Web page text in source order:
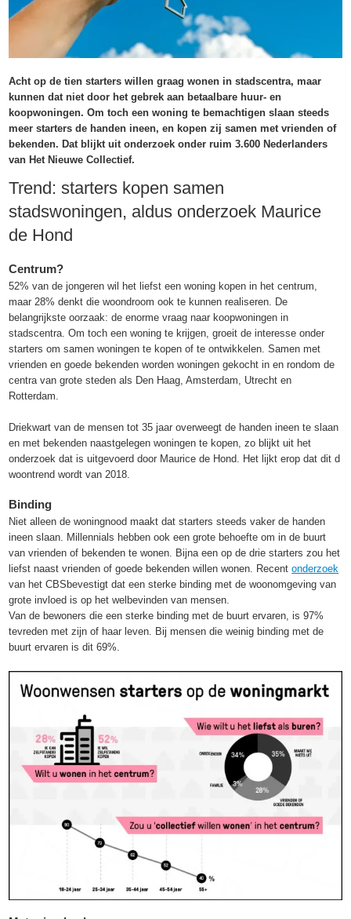
Acht op de tien starters willen graag wonen in stadscentra, maar
kunnen dat niet door het gebrek aan betaalbare huur- en
koopwoningen. Om toch een woning te bemachtigen slaan steeds
meer starters de handen ineen, en kopen zij samen met vrienden of
bekenden. Dat blijkt uit onderzoek onder ruim 3.600 Nederlanders
van Het Nieuwe Collectief.
Trend: starters kopen samen
stadswoningen, aldus onderzoek Maurice
de Hond
Centrum?
52% van de jongeren wil het liefst een woning kopen in het centrum,
maar 28% denkt die woondroom ook te kunnen realiseren. De
belangrijkste oorzaak: de enorme vraag naar koopwoningen in
stadscentra. Om toch een woning te krijgen, groeit de interesse onder
starters om samen woningen te kopen of te ontwikkelen. Samen met
vrienden en goede bekenden worden woningen gekocht in en rondom de
centra van grote steden als Den Haag, Amsterdam, Utrecht en
Rotterdam.
Driekwart van de mensen tot 35 jaar overweegt de handen ineen te slaan
en met bekenden naastgelegen woningen te kopen, zo blijkt uit het
onderzoek dat is uitgevoerd door Maurice de Hond. Het lijkt erop dat dit d
woontrend wordt van 2018.
Binding
Niet alleen de woningnood maakt dat starters steeds vaker de handen
ineen slaan. Millennials hebben ook een grote behoefte om in de buurt
van vrienden of bekenden te wonen. Bijna een op de drie starters zou het
liefst naast vrienden of goede bekenden willen wonen. Recentonderzoek
van het CBSbevestigt dat een sterke binding met de woonomgeving van
grote invloed is op het welbevinden van mensen.
Van de bewoners die een sterke binding met de buurt ervaren, is 97%
tevreden met zijn of haar leven. Bij mensen die weinig binding met de
buurt ervaren is dit 69%.